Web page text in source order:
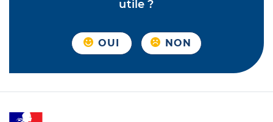
utile ?
OUI NON